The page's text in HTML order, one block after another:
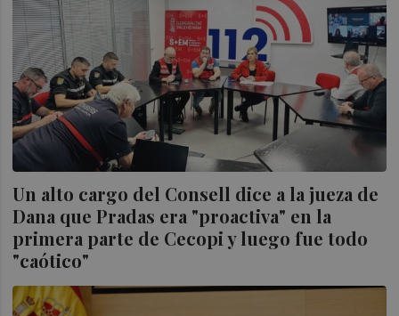
Un alto cargo del Consell dice a la jueza de
Dana que Pradas era "proactiva" en la
primera parte de Cecopi y luego fue todo
"caótico"